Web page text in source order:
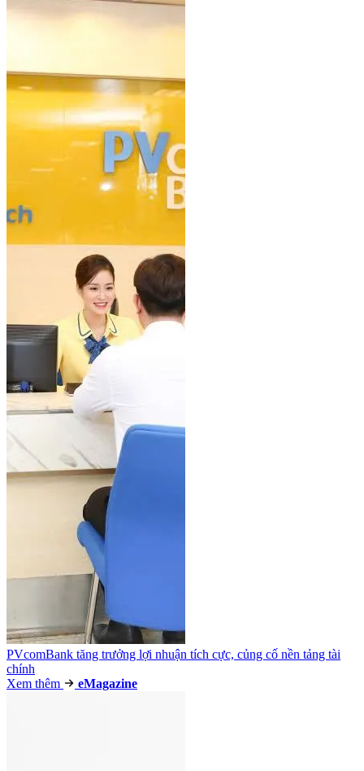
PVcomBank tăng trưởng lợi nhuận tích cực, củng cố nền tảng tài
chính
Xem thêm
eMagazine